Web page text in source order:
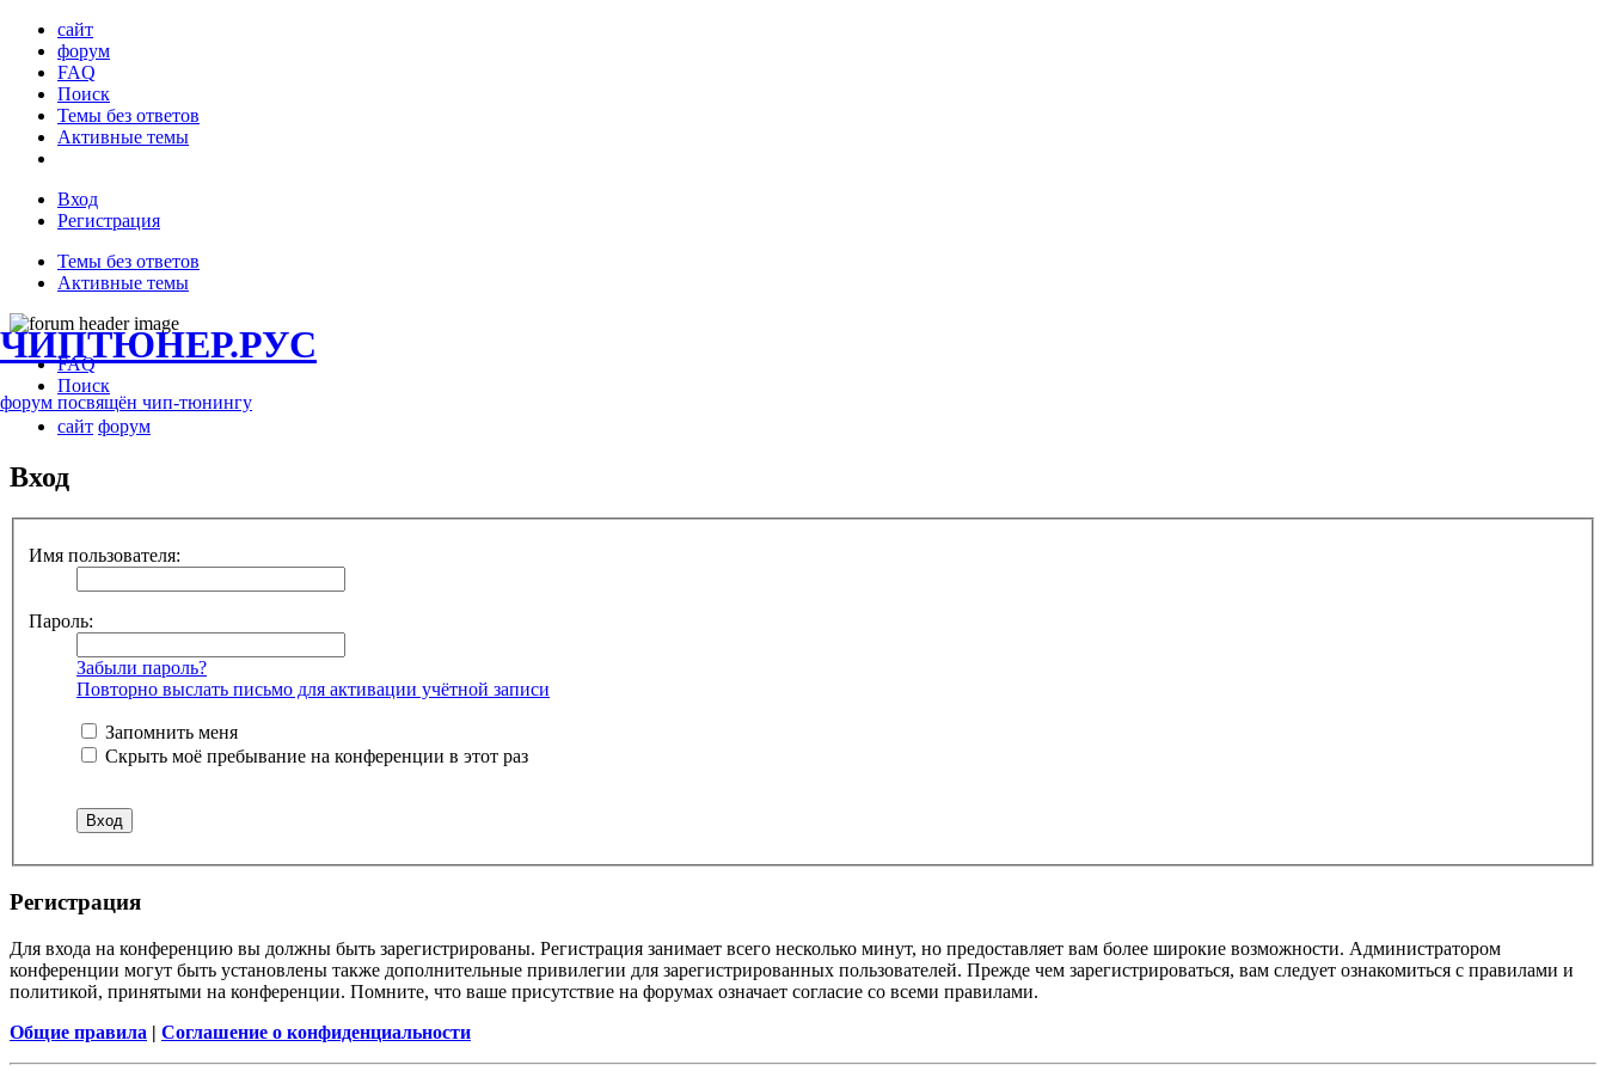
сайт
форум
FAQ
Поиск
Темы без ответов
Активные темы
Вход
Регистрация
Темы без ответов
Активные темы
ЧИПТЮНЕР.РУС
форум посвящён чип-тюнингу
FAQ
Поиск
сайт форум
Вход
Имя пользователя:
Пароль:
Забыли пароль?
Повторно выслать письмо для активации учётной записи
Запомнить меня
Скрыть моё пребывание на конференции в этот раз
Регистрация
Для входа на конференцию вы должны быть зарегистрированы. Регистрация занимает всего несколько минут, но предоставляет вам более широкие возможности. Администратором
конференции могут быть установлены также дополнительные привилегии для зарегистрированных пользователей. Прежде чем зарегистрироваться, вам следует ознакомиться с правилами и
политикой, принятыми на конференции. Помните, что ваше присутствие на форумах означает согласие со всеми правилами.
Общие правила | Соглашение о конфиденциальности